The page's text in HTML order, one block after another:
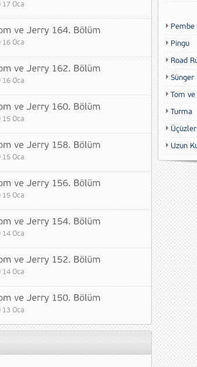
17 Oca
16 Oca
16 Oca
15 Oca
15 Oca
15 Oca
14 Oca
14 Oca
13 Oca
Pingu
Road
Sünger
Tom
Turma
Üçüzler
Uzun